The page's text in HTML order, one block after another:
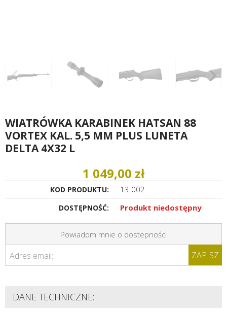
WIATRÓWKA KARABINEK HATSAN 88
VORTEX KAL. 5,5 MM PLUS LUNETA
DELTA 4X32 L
1 049,00 zł
KOD PRODUKTU: 13.002
DOSTĘPNOŚĆ: Produkt niedostępny
Powiadom mnie o dostepności
Adres email: ZAPISZ
DANE TECHNICZNE: